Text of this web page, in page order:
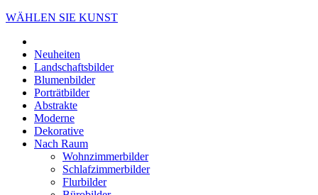
WÄHLEN SIE KUNST
Neuheiten
Landschaftsbilder
Blumenbilder
Porträtbilder
Abstrakte
Moderne
Dekorative
Nach Raum
Wohnzimmerbilder
Schlafzimmerbilder
Flurbilder